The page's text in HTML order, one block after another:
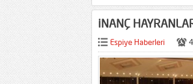
iNANÇ
Espiye Haberleri